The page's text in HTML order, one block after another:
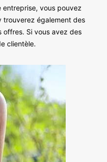
vous pouvez
trouverez également des
offres. Si vous avez des
clientèle.